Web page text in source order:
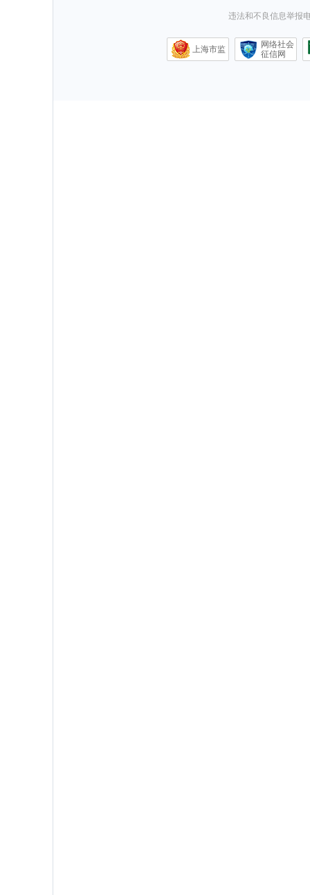
违法和不良信息举报
上海市监
网络社会
征信网